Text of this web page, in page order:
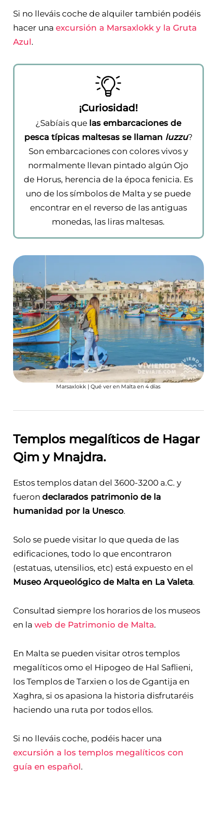
Si no lleváis coche de alquiler también podéis
hacer una excursión a Marsaxlokk y la Gruta
Azul.
¡Curiosidad!
¿Sabíais que las embarcaciones de
pesca típicas maltesas se llaman luzzu?
Son embarcaciones con colores vivos y
normalmente llevan pintado algún Ojo
de Horus, herencia de la época fenicia. Es
uno de los símbolos de Malta y se puede
encontrar en el reverso de las antiguas
monedas, las liras maltesas.
Marsaxlokk | Qué ver en Malta en 4 días
Templos megalíticos de Hagar
Qim y Mnajdra.
Estos templos datan del 3600-3200 a.C. y
fueron declarados patrimonio de la
humanidad por la Unesco.
Solo se puede visitar lo que queda de las
edificaciones, todo lo que encontraron
(estatuas, utensilios, etc) está expuesto en el
Museo Arqueológico de Malta en La Valeta.
Consultad siempre los horarios de los museos
en la web de Patrimonio de Malta.
En Malta se pueden visitar otros templos
megalíticos omo el Hipogeo de Hal Saflieni,
los Templos de Tarxien o los de Ggantija en
Xaghra, si os apasiona la historia disfrutaréis
haciendo una ruta por todos ellos.
Si no lleváis coche, podéis hacer una
excursión a los templos megalíticos con
guía en español.